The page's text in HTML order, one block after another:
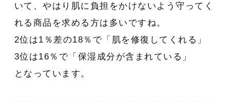
いて、やはり肌に負担をかけないよう守ってく
れる商品を求める方は多いですね。
2位は1％差の18％で「肌を修復してくれる」
3位は16％で「保湿成分が含まれている」
となっています。